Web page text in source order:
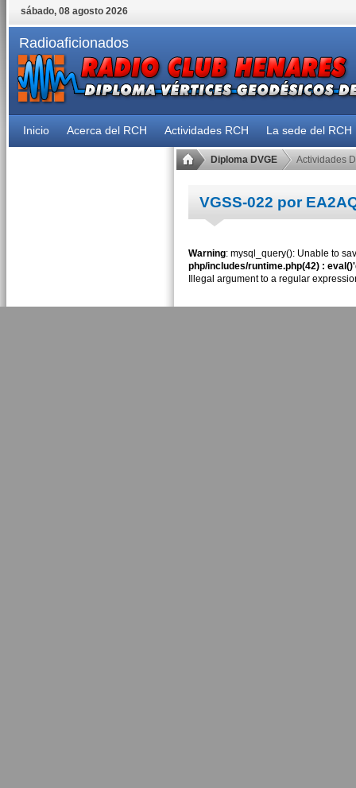
sábado, 08 agosto 2026
Radioaficionados
Inicio Acerca del RCH Actividades RCH La sede del RCH
Diploma DVGE Actividades
VGSS-022 por
Warning: mysql_query(): Unable to
php/includes/runtime.php(42) :
Illegal argument to a regular